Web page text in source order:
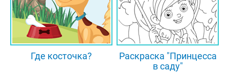
Где косточка?
Раскраска "Принцесса
в саду"